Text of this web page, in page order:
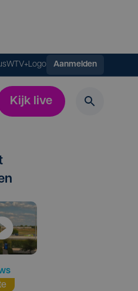
Logo Aanmelden
Kijk live